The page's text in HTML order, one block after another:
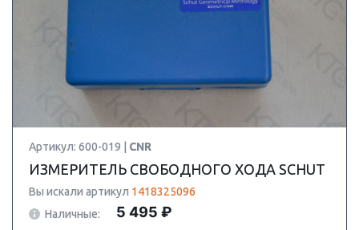
Артикул: 600-019 | CNR
ИЗМЕРИТЕЛЬ СВОБОДНОГО ХОДА SCHUT
Вы искали артикул 1418325096
Наличные:
5 495 ₽